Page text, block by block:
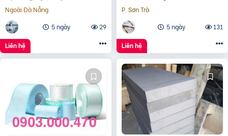
Ngoài Đà Nẵng
5 ngày
29
Liên hệ
Kabel – phân phối Hà Nội, Đà
Nẵng, HCM
P. Sơn Trà
5 ngày
131
Liên hệ